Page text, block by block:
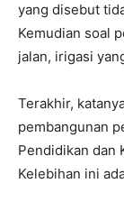
yang disebut
Kemudian soal
jalan, irigasi
Terakhir,
pembangunan
Pendidikan dan
Kelebihan ini